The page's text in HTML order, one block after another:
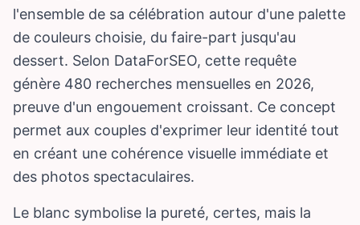
l'ensemble de sa célébration autour d'une palette
de couleurs choisie, du faire-part jusqu'au
dessert. Selon DataForSEO, cette requête
génère 480 recherches mensuelles en 2026,
preuve d'un engouement croissant. Ce concept
permet aux couples d'exprimer leur identité tout
en créant une cohérence visuelle immédiate et
des photos spectaculaires.
Le blanc symbolise la pureté, certes, mais la